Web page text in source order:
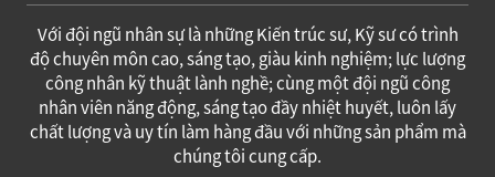
Với đội ngũ nhân sự là những Kiến trúc sư, Kỹ sư có trình
độ chuyên môn cao, sáng tạo, giàu kinh nghiệm; lực lượng
công nhân kỹ thuật lành nghề; cùng một đội ngũ công
nhân viên năng động, sáng tạo đầy nhiệt huyết, luôn lấy
chất lượng và uy tín làm hàng đầu với những sản phẩm mà
chúng tôi cung cấp.